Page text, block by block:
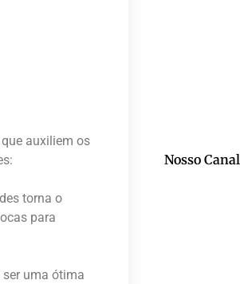
auxiliem os
torna o
para
uma ótima
Nosso Canal